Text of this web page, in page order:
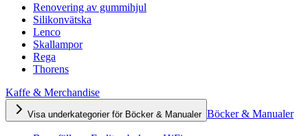
Renovering av gummihjul
Silikonvätska
Lenco
Skallampor
Rega
Thorens
Kaffe & Merchandise
Visa underkategorier för Böcker & Manualer Böcker & Manualer